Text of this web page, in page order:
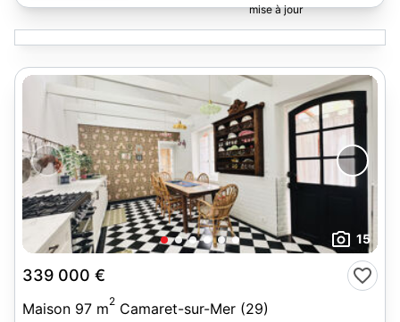
Calmettes
15
339 000 €
Maison 97 m2 Camaret-sur-Mer (29)